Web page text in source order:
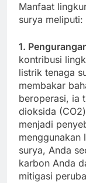
Manfaat
surya meliputi:
1.
kontribusi
listrik tenaga
membakar
beroperasi, ia
dioksida
menjadi
menggunakan
surya, Anda
karbon Anda
mitigasi